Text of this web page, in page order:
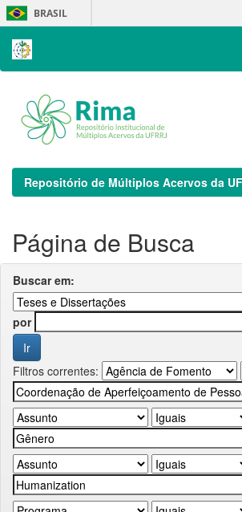
Skip
navigation
BRASIL
Repositório de Múltiplos Acervos da
Página de Busca
Buscar em:
por
Filtros correntes: